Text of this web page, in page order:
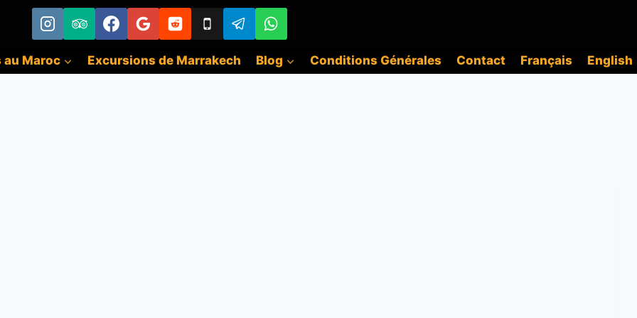
Maroc Excursions de Marrakech Blog Conditions Générales Contact Français English